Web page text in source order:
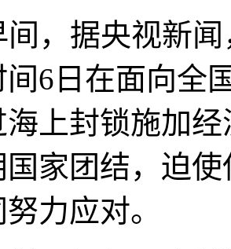
间，据央视新
间6日在面向全
海上封锁施加
家团结，迫
力应对。